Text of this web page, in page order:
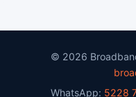
© 2026
WhatsApp: 5228